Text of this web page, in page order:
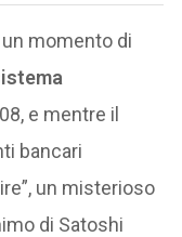
momento di
e mentre il
bancari
un misterioso
di Satoshi